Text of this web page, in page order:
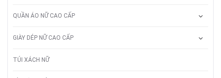
QUẦN ÁO NỮ CAO CẤP
GIÀY DÉP NỮ CAO CẤP
TÚI XÁCH NỮ